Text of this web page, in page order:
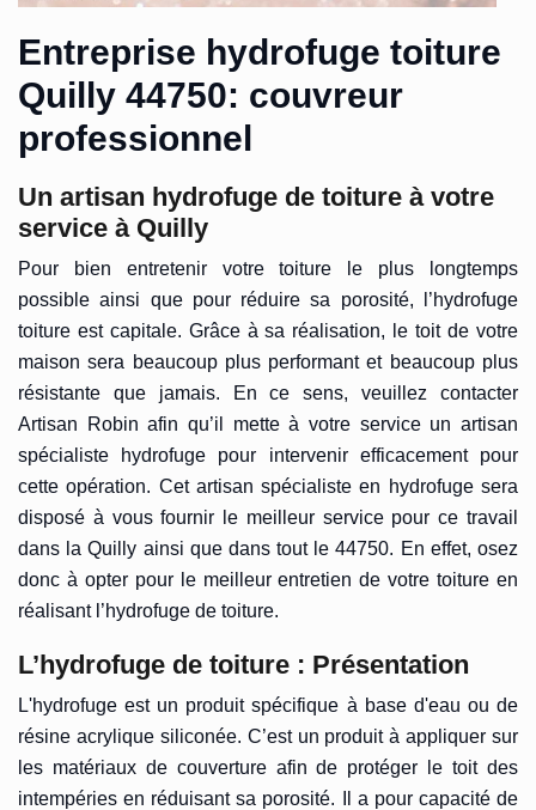
Entreprise hydrofuge toiture
Quilly 44750: couvreur
professionnel
Un artisan hydrofuge de toiture à votre
service à Quilly
Pour bien entretenir votre toiture le plus longtemps
possible ainsi que pour réduire sa porosité, l’hydrofuge
toiture est capitale. Grâce à sa réalisation, le toit de votre
maison sera beaucoup plus performant et beaucoup plus
résistante que jamais. En ce sens, veuillez contacter
Artisan Robin afin qu’il mette à votre service un artisan
spécialiste hydrofuge pour intervenir efficacement pour
cette opération. Cet artisan spécialiste en hydrofuge sera
disposé à vous fournir le meilleur service pour ce travail
dans la Quilly ainsi que dans tout le 44750. En effet, osez
donc à opter pour le meilleur entretien de votre toiture en
réalisant l’hydrofuge de toiture.
L’hydrofuge de toiture : Présentation
L'hydrofuge est un produit spécifique à base d'eau ou de
résine acrylique siliconée. C’est un produit à appliquer sur
les matériaux de couverture afin de protéger le toit des
intempéries en réduisant sa porosité. Il a pour capacité de